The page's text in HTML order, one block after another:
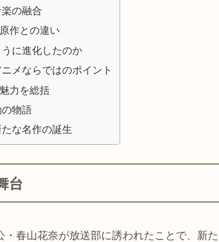
の融合
作との違い
に進化したのか
メならではのポイント
力を総括
物語
な名作の誕生
台
・春山花奈が放送部に誘われたことで、新た